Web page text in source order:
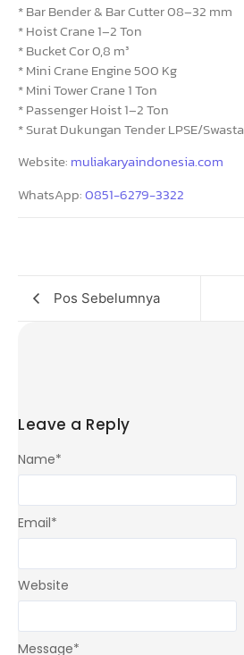
* Bar Bender & Bar Cutter 08–32 mm
* Hoist Crane 1–2 Ton
* Bucket Cor 0,8 m³
* Mini Crane Engine 500 Kg
* Mini Tower Crane 1 Ton
* Passenger Hoist 1–2 Ton
* Surat Dukungan Tender LPSE/Swasta
Website: muliakaryaindonesia.com
WhatsApp:0851-6279-3322
Pos Sebelumnya
Leave a Reply
Message*
Name*
Email*
Website